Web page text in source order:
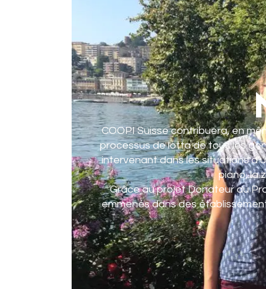
COOPI Suisse contribuera, en
processus de lotta de tous les
intervenant dans les situations
piano, la
Grâce au projet Donateur du
emmenés dans des